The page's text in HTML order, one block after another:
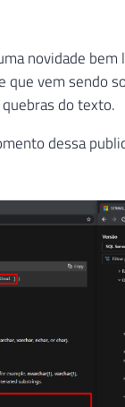
novidade
e que vem sendo
do texto.
dessa